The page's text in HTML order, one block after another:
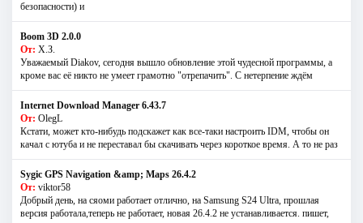
безопасности) и
Boom 3D 2.0.0
От: Х.З.
Уважаемый Diakov, сегодня вышло обновление этой чудесной программы, а
кроме вас её никто не умеет грамотно "отрепачить". С нетерпение ждём
Internet Download Manager 6.43.7
От: OlegL
Кстати, может кто-нибудь подскажет как все-таки настроить IDM, чтобы он
качал с ютуба и не переставал бы скачивать через короткое время. А то не раз
Sygic GPS Navigation &amp; Maps 26.4.2
От: viktor58
Добрый день, на сяоми работает отлично, на Samsung S24 Ultra, прошлая
версия работала,теперь не работает, новая 26.4.2 не устанавливается. пишет,